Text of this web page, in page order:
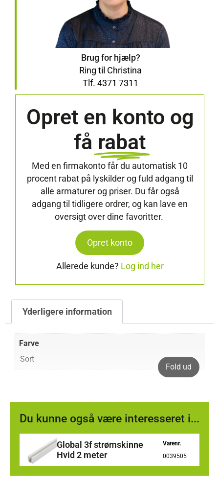
Brug for hjælp?
Ring til Christina
Tlf. 4371 7311
Opret en konto og
få rabat
Med en firmakonto får du automatisk 10
procent rabat på lyskilder og fuld adgang til
alle armaturer og priser. Du får også
adgang til tidligere ordrer, og kan lave en
oversigt over dine favoritter.
Opret konto
Allerede kunde? Log ind her
Yderligere information
Farve
Sort
Fold ud
Du kunne også være interesseret i...
Global 3f strømskinne
Hvid 2 meter
Varenr.
0039505